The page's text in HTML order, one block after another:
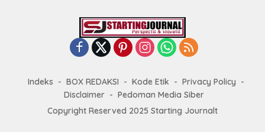
Indeks BOX REDAKSI Kode Etik
Privacy Policy
Disclaimer
Pedoman Media Siber
Copyright Reserved 2025 Starting Journalt